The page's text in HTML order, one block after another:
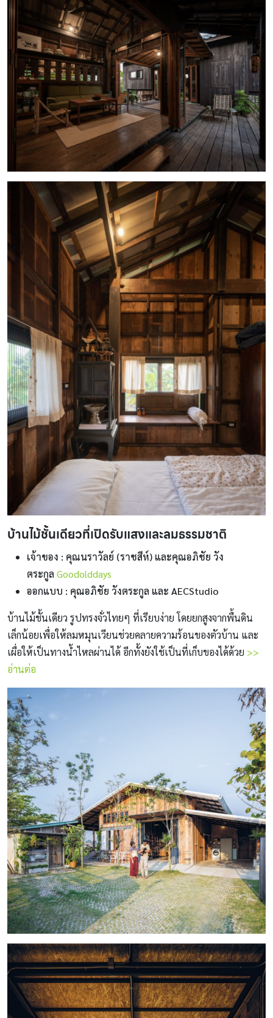
บ้านไม้ชั้นเดียวที่เปิดรับแสงและลมธรรมชาติ
เจ้าของ : คุณนราวัลย์ (ราชสีห์) และคุณอภิชัย วัง
ตระกูล Goodolddays
ออกแบบ : คุณอภิชัย วังตระกูล และ AECStudio
บ้านไม้ชั้นเดียว รูปทรงจั่วไทยๆ ที่เรียบง่าย โดยยกสูงจากพื้นดิน
เล็กน้อยเพื่อให้ลมหมุนเวียนช่วยคลายความร้อนของตัวบ้าน และ
เผื่อให้เป็นทางน้ำไหลผ่านได้ อีกทั้งยังใช้เป็นที่เก็บของได้ด้วย >>
อ่านต่อ